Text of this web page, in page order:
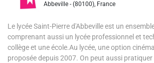
Abbeville - (80100), France
Le lycée Saint-Pierre d'Abbeville est un
comprenant aussi un lycée professionnel et
collège et une école.Au lycée, une option
proposée depuis 2007. On peut aussi